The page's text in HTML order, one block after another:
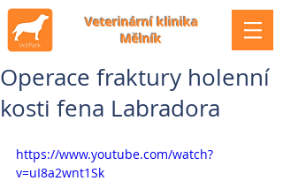
Veterinární klinika
Mělník
Operace fraktury holenní
kosti fena Labradora
https://www.youtube.com/watch?
v=uI8a2wnt1Sk